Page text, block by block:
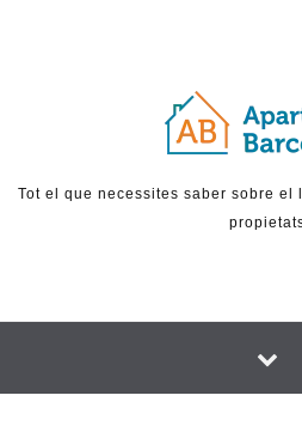
Tot el que necessites saber sobre el